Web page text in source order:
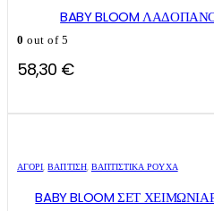
BABY BLOOM
0 out of 5
58,30 €
το
έχει
το
έχει
ΑΓΌΡΙ,ΒΑΠΤΙΣΗ, ΒΑΠΤΙΣΤΙΚΆ ΡΟΎΧΑ
BABY BLOOM ΣΕΤ